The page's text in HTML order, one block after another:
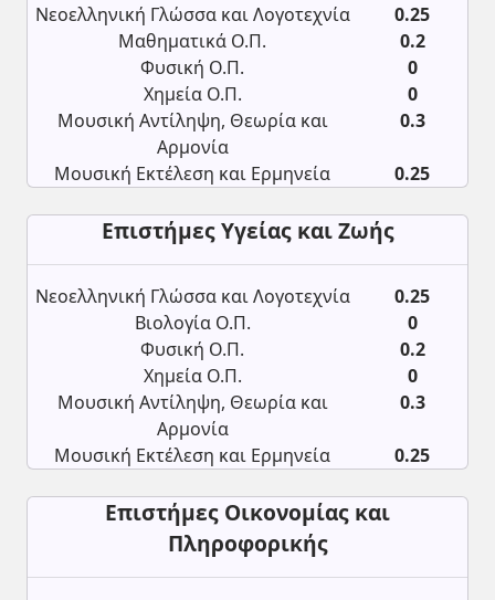
Νεοελληνική Γλώσσα και Λογοτεχνία
0.25
Μαθηματικά Ο.Π.
0.2
Φυσική Ο.Π.
0
Χημεία Ο.Π.
0
Μουσική Αντίληψη, Θεωρία και
Αρμονία
0.3
Μουσική Εκτέλεση και Ερμηνεία 0.25
Επιστήμες Υγείας και Ζωής
Νεοελληνική Γλώσσα και Λογοτεχνία
0.25
Βιολογία Ο.Π.
0
Φυσική Ο.Π.
0.2
Χημεία Ο.Π.
0
Μουσική Αντίληψη, Θεωρία και
Αρμονία
0.3
Μουσική Εκτέλεση και Ερμηνεία 0.25
Επιστήμες Οικονομίας και
Πληροφορικής